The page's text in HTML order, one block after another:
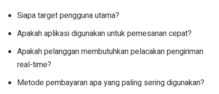
Siapa target pengguna utama?
Apakah aplikasi digunakan untuk pemesanan cepat?
Apakah pelanggan membutuhkan pelacakan pengiriman
real-time?
Metode pembayaran apa yang paling sering digunakan?